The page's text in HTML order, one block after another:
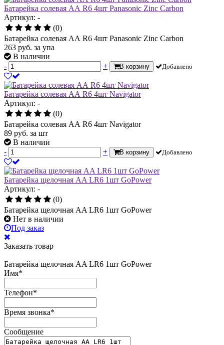
Батарейка солевая АА R6 4шт Panasonic Zinc Carbon
Артикул: -
(0)
Батарейка солевая АА R6 4шт Panasonic Zinc Carbon
263 руб. за упа
В наличии
-
+ В корзину Добавлено
Батарейка солевая АА R6 4шт Navigator
Артикул: -
(0)
Батарейка солевая АА R6 4шт Navigator
89 руб. за шт
В наличии
-
+ В корзину Добавлено
Батарейка щелочная AA LR6 1шт GoPower
Артикул: -
(0)
Батарейка щелочная AA LR6 1шт GoPower
Нет в наличии
Под заказ
Заказать товар
Батарейка щелочная AA LR6 1шт GoPower
Имя*
Телефон*
Время звонка*
Сообщение